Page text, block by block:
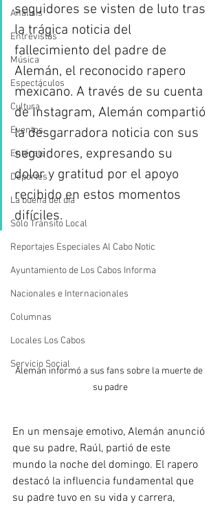
Analisis
Entrevistas
Música
Espectáculos
Cultura
Eventos
Entérate
Deportes
La buena del día
Sólo Tránsito Local
Reportajes Especiales Al Cabo Notic
Ayuntamiento de Los Cabos Informa
Nacionales e Internacionales
Columnas
Locales Los Cabos
Servicio Social
seguidores se visten de luto tras
la trágica noticia del
fallecimiento del padre de
Alemán, el reconocido rapero
mexicano. A través de su cuenta
de Instagram, Alemán compartió
la desgarradora noticia con sus
seguidores, expresando su
dolor y gratitud por el apoyo
recibido en estos momentos
difíciles.
Alemán informó a sus fans sobre la muerte de
su padre
En un mensaje emotivo, Alemán anunció
que su padre, Raúl, partió de este
mundo la noche del domingo. El rapero
destacó la influencia fundamental que
su padre tuvo en su vida y carrera,